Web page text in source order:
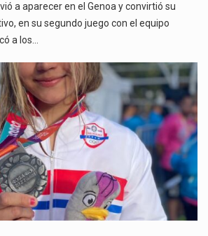
a aparecer en el Genoa y convirtió su
en su segundo juego con el equipo
a los…